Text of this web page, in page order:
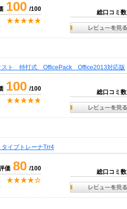
100 /100 総口コミ数
スト 特打式 OfficePack Office2013対応版
100 /100 総口コミ数
イプトレーナTrr4
価 80 /100 総口コミ数